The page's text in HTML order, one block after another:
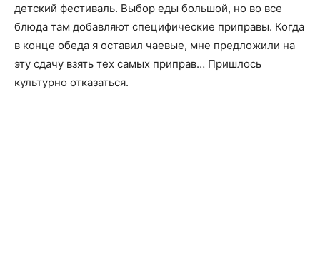
детский фестиваль. Выбор еды большой, но во все
блюда там добавляют специфические приправы. Когда
в конце обеда я оставил чаевые, мне предложили на
эту сдачу взять тех самых приправ… Пришлось
культурно отказаться.